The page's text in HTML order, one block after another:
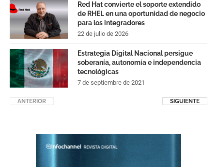
Red Hat convierte el soporte extendido
de RHEL en una oportunidad de negocio
para los integradores
22 de julio de 2026
Estrategia Digital Nacional persigue
soberanía, autonomía e independencia
tecnológicas
7 de septiembre de 2021
ANTERIOR SIGUIENTE